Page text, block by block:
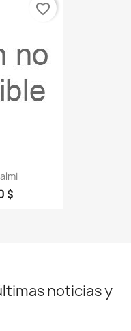
$
favorite_border
noticias y